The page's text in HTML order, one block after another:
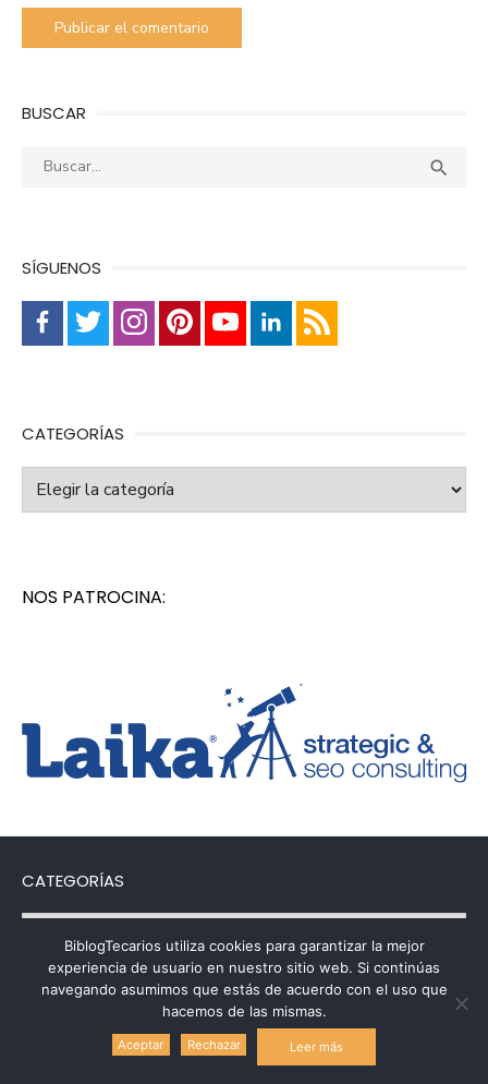
BUSCAR
Buscar: 
SÍGUENOS
CATEGORÍAS
Categorías
NOS PATROCINA:
CATEGORÍAS
Categorías
Política de uso de cookies
BiblogTecarios utiliza cookies para garantizar la mejor
experiencia de usuario en nuestro sitio web. Si continúas
navegando asumimos que estás de acuerdo con el uso que
hacemos de las mismas.
Aceptar Rechazar Leer más